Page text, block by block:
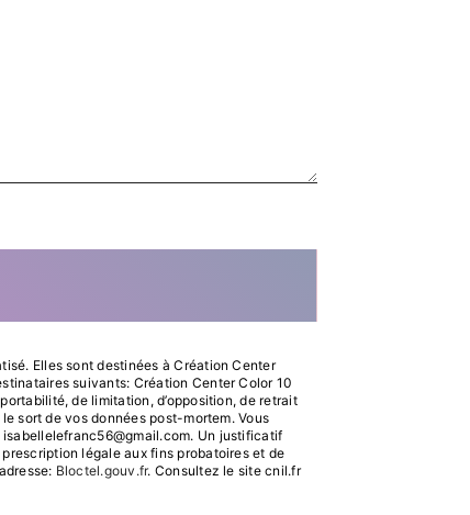
Elles sont destinées à Création Center
suivants: Création Center Color 10
de limitation, d’opposition, de retrait
sort de vos données post-mortem. Vous
Un justificatif
légale aux fins probatoires et de
Bloctel.gouv.fr. Consultez le site cnil.fr